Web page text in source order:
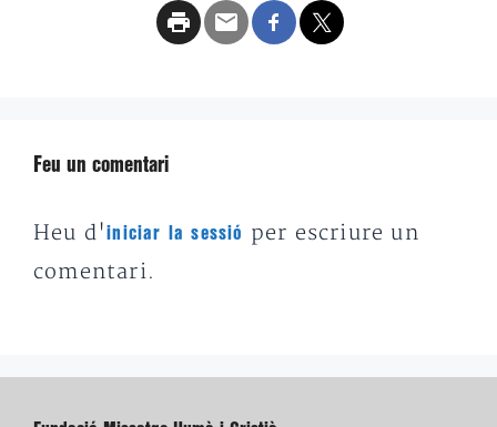
Feu un comentari
Heu d'iniciar la sessió
per escriure un
comentari.